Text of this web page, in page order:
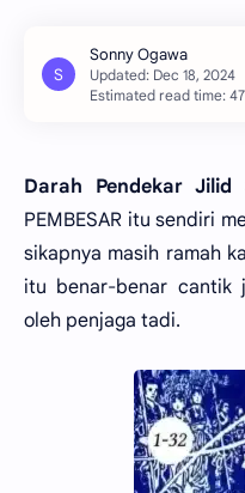
Estimated read time:
Darah Pendekar
PEMBESAR itu sendiri
sikapnya masih ramah
itu benar-benar cantik
oleh penjaga tadi.